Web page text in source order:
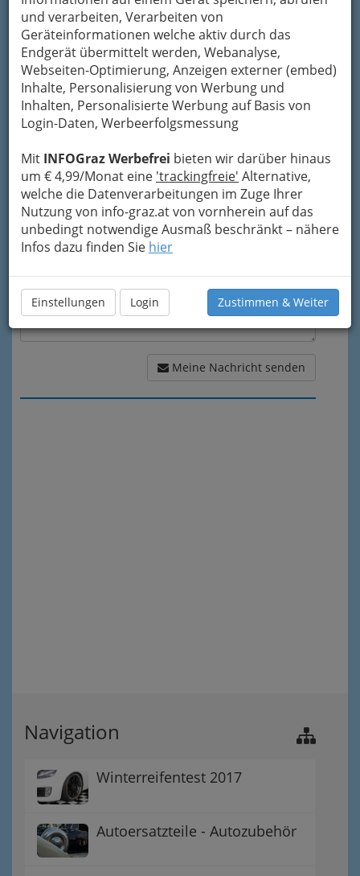
und verarbeiten, Verarbeiten von
Geräteinformationen welche aktiv durch das
Endgerät übermittelt werden, Webanalyse,
Webseiten-Optimierung, Anzeigen externer (embed)
Inhalte, Personalisierung von Werbung und
Inhalten, Personalisierte Werbung auf Basis von
Login-Daten, Werbeerfolgsmessung
Mit INFOGraz Werbefrei bieten wir darüber hinaus
um € 4,99/Monat eine 'trackingfreie' Alternative,
welche die Datenverarbeitungen im Zuge Ihrer
Nutzung von info-graz.at von vornherein auf das
unbedingt notwendige Ausmaß beschränkt – nähere
Infos dazu finden Sie hier
Einstellungen Login Zustimmen & Weiter
Meine Email Adresse
Mein Betreff
Meine Nachricht
Meine Nachricht senden
Navigation
Winterreifentest 2017
Autoersatzteile - Autozubehör